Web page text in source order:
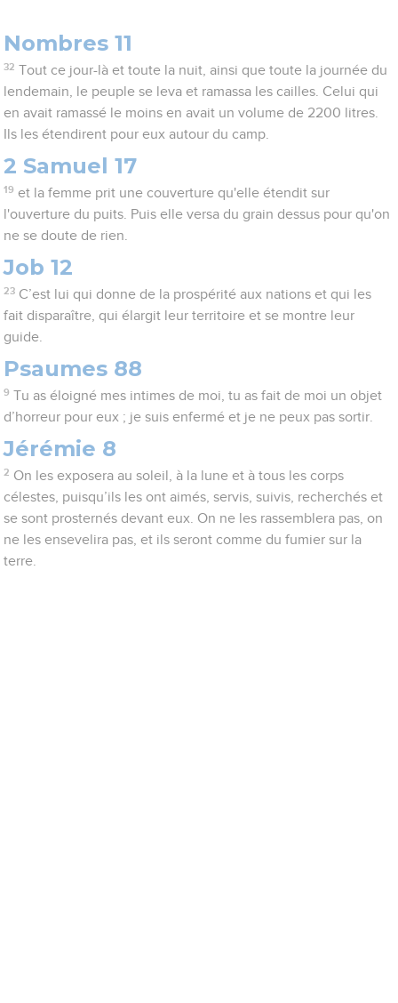
Nombres 11
32 Tout ce jour-là et toute la nuit, ainsi que toute la journée du
lendemain, le peuple se leva et ramassa les cailles. Celui qui
en avait ramassé le moins en avait un volume de 2200 litres.
Ils les étendirent pour eux autour du camp.
2 Samuel 17
19 et la femme prit une couverture qu'elle étendit sur
l'ouverture du puits. Puis elle versa du grain dessus pour qu'on
ne se doute de rien.
Job 12
23 C’est lui qui donne de la prospérité aux nations et qui les
fait disparaître, qui élargit leur territoire et se montre leur
guide.
Psaumes 88
9 Tu as éloigné mes intimes de moi, tu as fait de moi un objet
d’horreur pour eux ; je suis enfermé et je ne peux pas sortir.
Jérémie 8
2 On les exposera au soleil, à la lune et à tous les corps
célestes, puisqu’ils les ont aimés, servis, suivis, recherchés et
se sont prosternés devant eux. On ne les rassemblera pas, on
ne les ensevelira pas, et ils seront comme du fumier sur la
terre.